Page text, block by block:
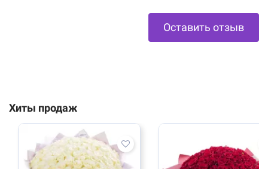
Оставить отзыв
Хиты продаж